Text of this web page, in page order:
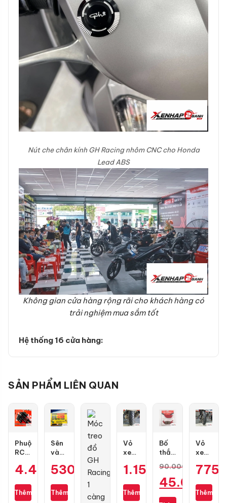
Nút che chân kính GH Racing nhôm CNC cho Honda
Lead ABS
Không gian cửa hàng rộng rãi cho khách hàng có
trải nghiệm mua sắm tốt
Hệ thống 16 cửa hàng:
SẢN PHẨM LIÊN QUAN
Phuộc
RCB
Pro
Air
Blade
4.400.000 ₫
Thêm
Sên
vàng
9 ly
(chính
hãng)
530.000₫
Thêm
Vỏ
xe
Scoot
130/70-
13
1.154.000
Thêm
Bố
thắng
RCB
trước
1 pis
cho
90.000
Giá
gốc
45.000₫
Giá
Vỏ
xe
TT902
100/70-
17
Thêm